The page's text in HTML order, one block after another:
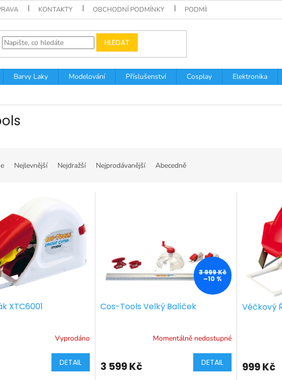
KONTAKTY OBCHODNÍ PODMÍNKY PODMÍNKY OCHRANY
HLEDAT
Barvy Laky Modelování Příslušenství Cosplay Elektronika
Nejlevnější Nejdražší Nejprodávanější Abecedně
XTC6001
Vyprodáno
DETAIL
3 999 Kč
–10 %
Cos-Tools Velký Balíček
Momentálně nedostupné
3 599 Kč DETAIL
Véčkový
999 Kč